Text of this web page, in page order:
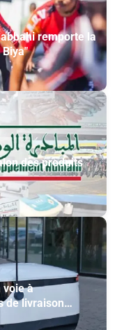
remporte la
des produits
voie à
de livraison